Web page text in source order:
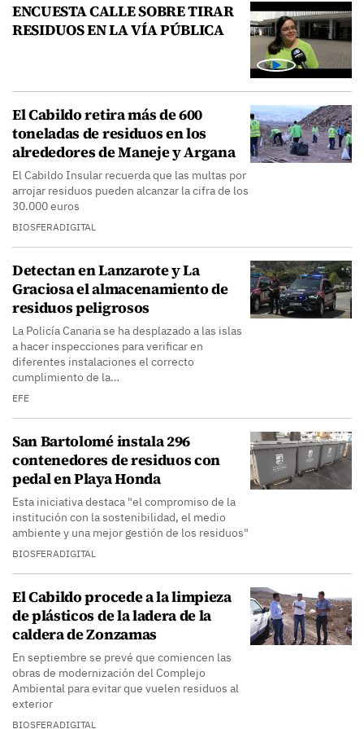
ENCUESTA CALLE SOBRE TIRAR
RESIDUOS EN LA VÍA PÚBLICA
El Cabildo retira más de 600
toneladas de residuos en los
alrededores de Maneje y Argana
El Cabildo Insular recuerda que las multas por
arrojar residuos pueden alcanzar la cifra de los
30.000 euros
BIOSFERADIGITAL
Detectan en Lanzarote y La
Graciosa el almacenamiento de
residuos peligrosos
La Policía Canaria se ha desplazado a las islas
a hacer inspecciones para verificar en
diferentes instalaciones el correcto
cumplimiento de la…
EFE
San Bartolomé instala 296
contenedores de residuos con
pedal en Playa Honda
Esta iniciativa destaca "el compromiso de la
institución con la sostenibilidad, el medio
ambiente y una mejor gestión de los residuos"
BIOSFERADIGITAL
El Cabildo procede a la limpieza
de plásticos de la ladera de la
caldera de Zonzamas
En septiembre se prevé que comiencen las
obras de modernización del Complejo
Ambiental para evitar que vuelen residuos al
exterior
BIOSFERADIGITAL